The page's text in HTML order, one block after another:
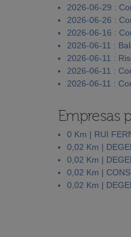
2026-06-29 :
2026-06-26 :
2026-06-16 :
2026-06-11 :
2026-06-11 :
2026-06-11 :
2026-06-11 :
Empresas
0 Km | RUI
0,02 Km |
0,02 Km |
0,02 Km |
0,02 Km |